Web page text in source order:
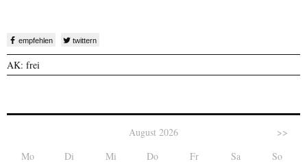
empfehlen twittern
AK: frei
August 2026
>>
Mo
Di Mi Do Fr Sa
So